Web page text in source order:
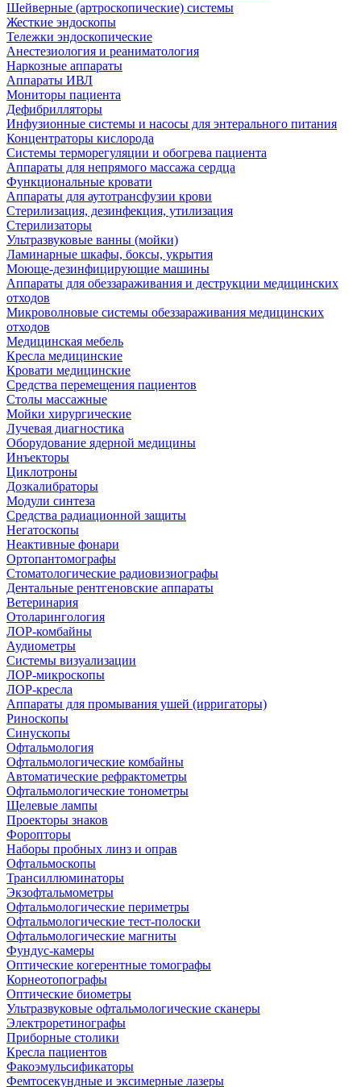
Шейверные (артроскопические) системы
Жесткие эндоскопы
Тележки эндоскопические
Анестезиология и реаниматология
Наркозные аппараты
Аппараты ИВЛ
Мониторы пациента
Дефибрилляторы
Инфузионные системы и насосы для энтерального питания
Концентраторы кислорода
Системы терморегуляции и обогрева пациента
Аппараты для непрямого массажа сердца
Функциональные кровати
Аппараты для аутотрансфузии крови
Стерилизация, дезинфекция, утилизация
Стерилизаторы
Ультразвуковые ванны (мойки)
Ламинарные шкафы, боксы, укрытия
Моюще-дезинфицирующие машины
Аппараты для обеззараживания и деструкции медицинских
отходов
Микроволновые системы обеззараживания медицинских
отходов
Медицинская мебель
Кресла медицинские
Кровати медицинские
Средства перемещения пациентов
Столы массажные
Мойки хирургические
Лучевая диагностика
Оборудование ядерной медицины
Инъекторы
Циклотроны
Дозкалибраторы
Модули синтеза
Средства радиационной защиты
Негатоскопы
Неактивные фонари
Ортопантомографы
Стоматологические радиовизиографы
Дентальные рентгеновские аппараты
Ветеринария
Отоларингология
ЛОР-комбайны
Аудиометры
Системы визуализации
ЛОР-микроскопы
ЛОР-кресла
Аппараты для промывания ушей (ирригаторы)
Риноскопы
Синускопы
Офтальмология
Офтальмологические комбайны
Автоматические рефрактометры
Офтальмологические тонометры
Щелевые лампы
Проекторы знаков
Форопторы
Наборы пробных линз и оправ
Офтальмоскопы
Трансиллюминаторы
Экзофтальмометры
Офтальмологические периметры
Офтальмологические тест-полоски
Офтальмологические магниты
Фундус-камеры
Оптические когерентные томографы
Корнеотопографы
Оптические биометры
Ультразвуковые офтальмологические сканеры
Электроретинографы
Приборные столики
Кресла пациентов
Факоэмульсификаторы
Фемтосекундные и эксимерные лазеры